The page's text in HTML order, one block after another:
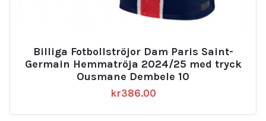
Billiga Fotbollströjor Dam Paris Saint-
Germain Hemmatröja 2024/25 med tryck
Ousmane Dembele 10
kr386.00